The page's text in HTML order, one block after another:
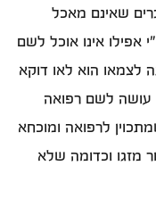
שאינם מאכל
אפילו אינו אוכל לשם
הוא לאו דוקא
לשם רפואה
לרפואה ומוכחא
וכדומה שלא